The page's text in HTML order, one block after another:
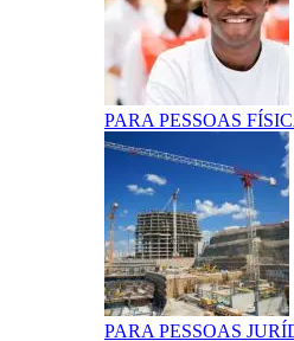
PARA PESSOAS
PARA PESSOAS